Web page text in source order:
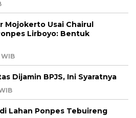
Mojokerto Usai Chairul
Lirboyo: Bentuk
WIB
Dijamin BPJS, Ini Syaratnya
Lahan Ponpes Tebuireng